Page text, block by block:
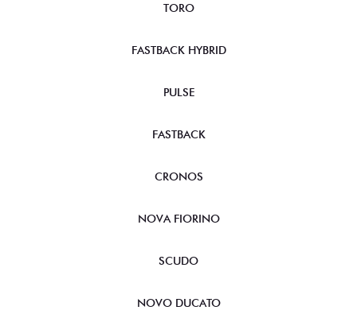
TORO
FASTBACK HYBRID
PULSE
FASTBACK
CRONOS
NOVA FIORINO
SCUDO
NOVO DUCATO